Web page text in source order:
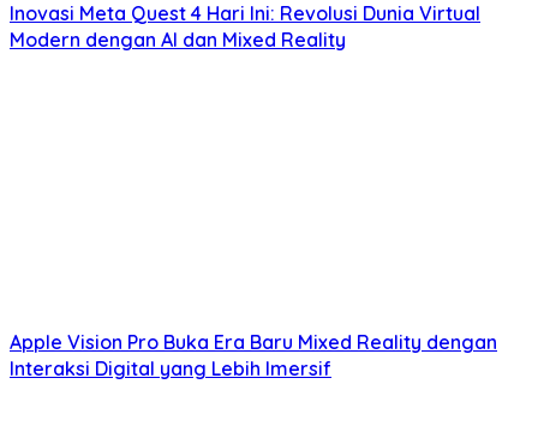
Inovasi Meta Quest 4 Hari Ini: Revolusi Dunia Virtual
Modern dengan AI dan Mixed Reality
Apple Vision Pro Buka Era Baru Mixed Reality dengan
Interaksi Digital yang Lebih Imersif